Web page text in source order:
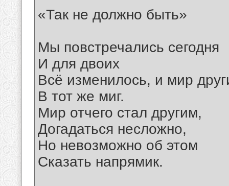
«Так не должно быть»
Мы повстречались сегодня
И для двоих
Всё изменилось, и мир
В тот же миг.
Мир отчего стал другим,
Догадаться несложно,
Но невозможно об этом
Сказать напрямик.